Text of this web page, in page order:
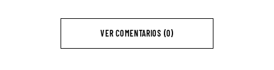
VER COMENTARIOS (0)